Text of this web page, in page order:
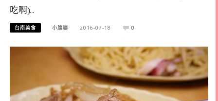
吃啊)..
台南美食 小腹婆 2016-07-18 0